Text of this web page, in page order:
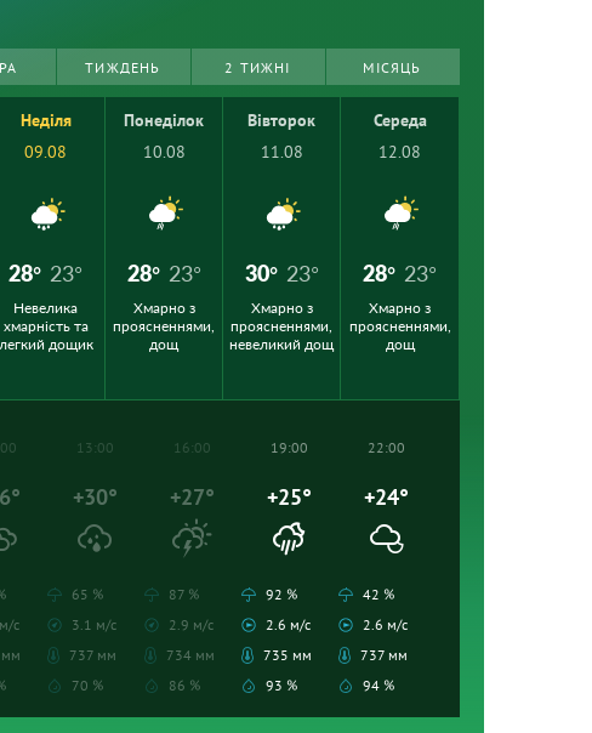
ТИЖДЕНЬ 2 ТИЖНІ МІСЯЦЬ
Неділя
09.08
28° 23°
Невелика
хмарність та
легкий дощик
Понеділок
10.08
28° 23°
Хмарно з
проясненнями,
дощ
Вівторок
11.08
30° 23°
Хмарно з
проясненнями,
невеликий дощ
Середа
12.08
28° 23°
Хмарно з
проясненнями,
дощ
с
13:00
+30°
65 %
3.1 м/с
737 мм
70 %
16:00
+27°
87 %
2.9 м/с
734 мм
86 %
19:00
+25°
92 %
2.6 м/с
735 мм
93 %
22:00
+24°
42 %
2.6 м/с
737 мм
94 %